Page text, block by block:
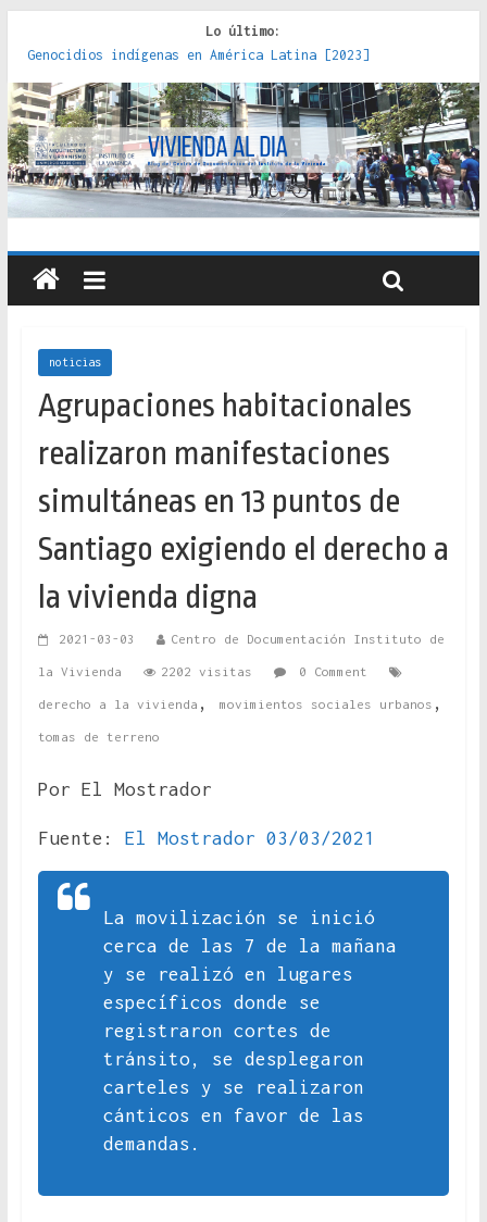
Lo último:
Genocidios indígenas en América Latina [2023]
Estudios sobre la espacialización de los Estados :
políticas, prácticas y representaciones [2022]
Donde el pedernal choca con el acero : hacia una teoría
crítica de las fronteras latinoamericanas [2020]
Criterios técnicos para una vivienda adecuada [2019]
Red de consultorios de la Caja del Seguro Obrero en
Santiago : un patrimonio emblemático [2014]
noticias
Agrupaciones habitacionales
realizaron manifestaciones
simultáneas en 13 puntos de
Santiago exigiendo el derecho a
la vivienda digna
2021-03-03 Centro de Documentación Instituto de
la Vivienda 2202 visitas 0 Comment
derecho a la vivienda , movimientos sociales urbanos ,
tomas de terreno
Por El Mostrador
Fuente: El Mostrador 03/03/2021
La movilización se inició
cerca de las 7 de la mañana
y se realizó en lugares
específicos donde se
registraron cortes de
tránsito, se desplegaron
carteles y se realizaron
cánticos en favor de las
demandas.